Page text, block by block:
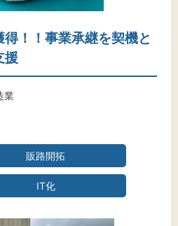
！！事業承継を契機と
援
業
販路開拓
IT化